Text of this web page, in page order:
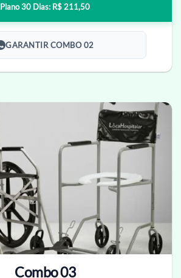
Plano 30 Dias: R$ 211,50
GARANTIR COMBO 02
Combo 03